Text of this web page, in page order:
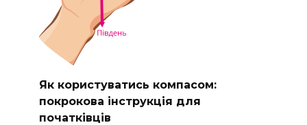
Як користуватись компасом:
покрокова інструкція для
початківців